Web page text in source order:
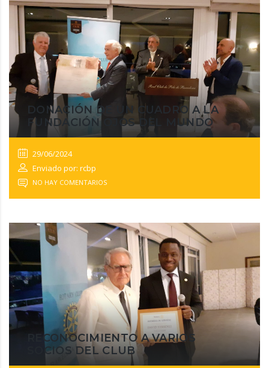
DONACIÓN DE UN CUADRO A LA
FUNDACIÓN OJOS DEL MUNDO
29/06/2024
Enviado por: rcbp
NO HAY COMENTARIOS
RECONOCIMIENTO A VARIOS
SOCIOS DEL CLUB